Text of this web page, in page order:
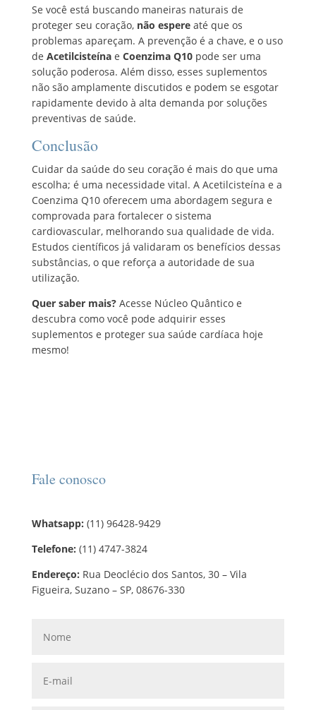
Se você está buscando maneiras naturais de
proteger seu coração, não espereaté que os
problemas apareçam. A prevenção é a chave, e o uso
de Acetilcisteínae Coenzima Q10pode ser uma
solução poderosa. Além disso, esses suplementos
não são amplamente discutidos e podem se esgotar
rapidamente devido à alta demanda por soluções
preventivas de saúde.
Conclusão
Cuidar da saúde do seu coração é mais do que uma
escolha; é uma necessidade vital. A Acetilcisteína e a
Coenzima Q10 oferecem uma abordagem segura e
comprovada para fortalecer o sistema
cardiovascular, melhorando sua qualidade de vida.
Estudos científicos já validaram os benefícios dessas
substâncias, o que reforça a autoridade de sua
utilização.
Quer saber mais?Acesse Núcleo Quântico e
descubra como você pode adquirir esses
suplementos e proteger sua saúde cardíaca hoje
mesmo!
Fale conosco
Whatsapp: (11) 96428-9429
Telefone: (11) 4747-3824
Endereço: Rua Deoclécio dos Santos, 30 – Vila
Figueira, Suzano – SP, 08676-330